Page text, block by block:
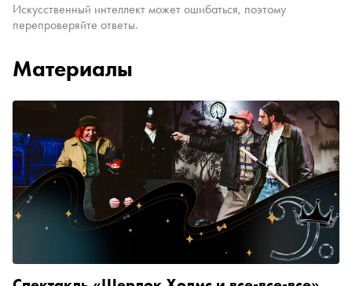
Искусственный интеллект может ошибаться, поэтому
перепроверяйте ответы.
Материалы